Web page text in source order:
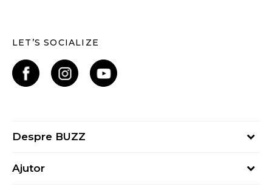
LET’S SOCIALIZE
Despre BUZZ
Hai în echipa noastră
Ajutor